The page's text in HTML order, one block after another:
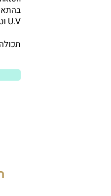
U.V וטמפרטורות קיצוניות במהלך היום.
תכולה: 30